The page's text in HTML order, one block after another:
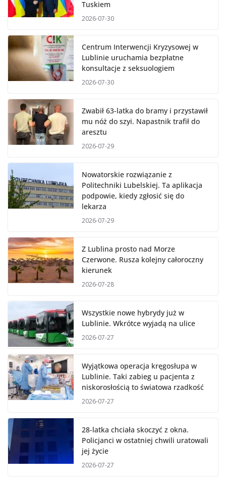
Tuskiem
2026-07-30
Centrum Interwencji Kryzysowej w
Lublinie uruchamia bezpłatne
konsultacje z seksuologiem
2026-07-30
Zwabił 63-latka do bramy i przystawił
mu nóż do szyi. Napastnik trafił do
aresztu
2026-07-29
Nowatorskie rozwiązanie z
Politechniki Lubelskiej. Ta aplikacja
podpowie, kiedy zgłosić się do
lekarza
2026-07-29
Z Lublina prosto nad Morze
Czerwone. Rusza kolejny całoroczny
kierunek
2026-07-28
Wszystkie nowe hybrydy już w
Lublinie. Wkrótce wyjadą na ulice
2026-07-27
Wyjątkowa operacja kręgosłupa w
Lublinie. Taki zabieg u pacjenta z
niskorosłością to światowa rzadkość
2026-07-27
28-latka chciała skoczyć z okna.
Policjanci w ostatniej chwili uratowali
jej życie
2026-07-27